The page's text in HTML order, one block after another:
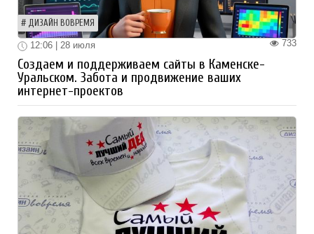
ДИЗАЙН ВОВРЕМЯ
733
12:06 | 28 июля
Создаем и поддерживаем сайты в Каменске-
Уральском. Забота и продвижение ваших
интернет-проектов